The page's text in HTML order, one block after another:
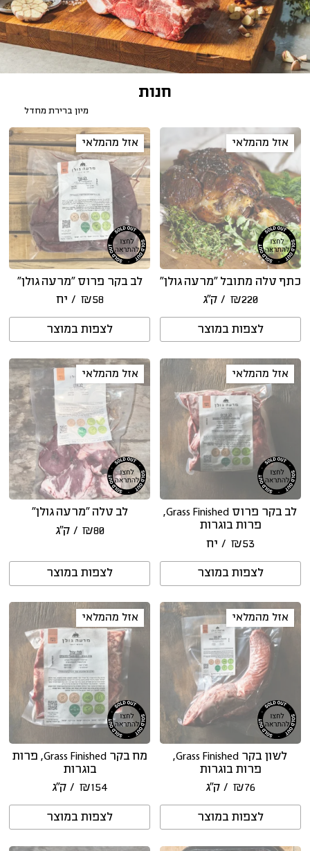
חנות
אזל מהמלאי
כתף טלה מתובל “מרעה גולן”
₪220 / ק״ג
לצפות במוצר
אזל מהמלאי
לב בקר פרוס “מרעה גולן”
₪58 / יח
לצפות במוצר
אזל מהמלאי
לב בקר פרוס Grass Finished,
פרות בוגרות
₪53 / יח
לצפות במוצר
אזל מהמלאי
לב טלה “מרעה גולן”
₪80 / ק״ג
לצפות במוצר
אזל מהמלאי
לשון בקר Grass Finished,
פרות בוגרות
₪76 / ק״ג
לצפות במוצר
אזל מהמלאי
מח בקר Grass Finished, פרות
בוגרות
₪154 / ק״ג
לצפות במוצר